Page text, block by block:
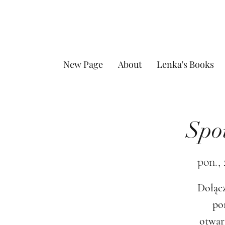
New Page About Lenka's Books
pon.,